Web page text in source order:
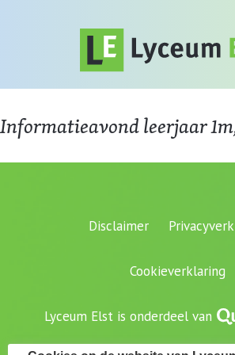
Informatieavond leerjaar
Disclaimer
Cookieverklaring
Lyceum Elst is onderdeel van